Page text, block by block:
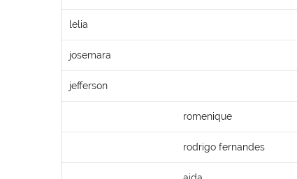
lelia
josemara
jefferson
romenique
rodrigo fernandes